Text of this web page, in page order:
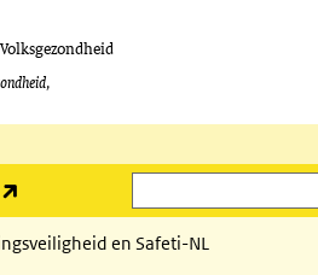
Zoeken
en Safeti-NL